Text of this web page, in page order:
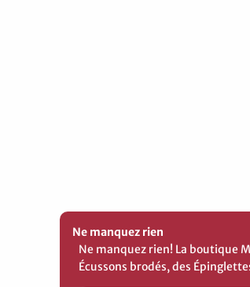
Ne manquez rien
Ne manquez rien! La boutique
Écussons brodés, des